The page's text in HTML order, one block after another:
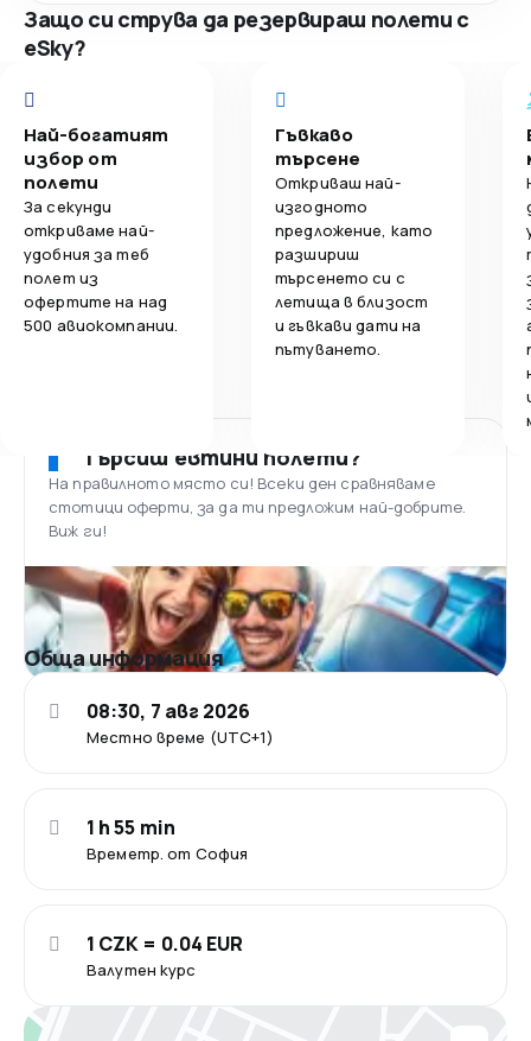
Защо си струва да резервираш полети с
eSky?
Най-богатият
избор от
полети
За секунди
откриваме най-
удобния за теб
полет из
офертите на над
500 авиокомпании.
Гъвкаво
търсене
Откриваш най-
изгодното
предложение, като
разшириш
търсенето си с
летища в близост
и гъвкави дати на
пътуването.
Търсиш евтини полети?
На правилното място си! Всеки ден сравняваме
стотици оферти, за да ти предложим най-добрите.
Виж ги!
Обща информация
Местно време (UTC+1)
08:30, 7 авг 2026
Времетр. от София
1 h 55 min
Валутен курс
1 CZK = 0.04 EUR